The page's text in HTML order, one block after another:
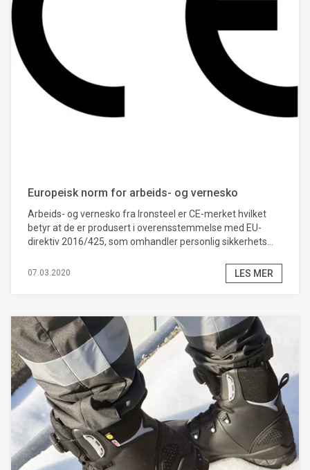
Europeisk norm for arbeids- og vernesko
Arbeids- og vernesko fra Ironsteel er CE-merket hvilket
betyr at de er produsert i overensstemmelse med EU-
direktiv 2016/425, som omhandler personlig sikkerhets...
07.03.2020 LES MER